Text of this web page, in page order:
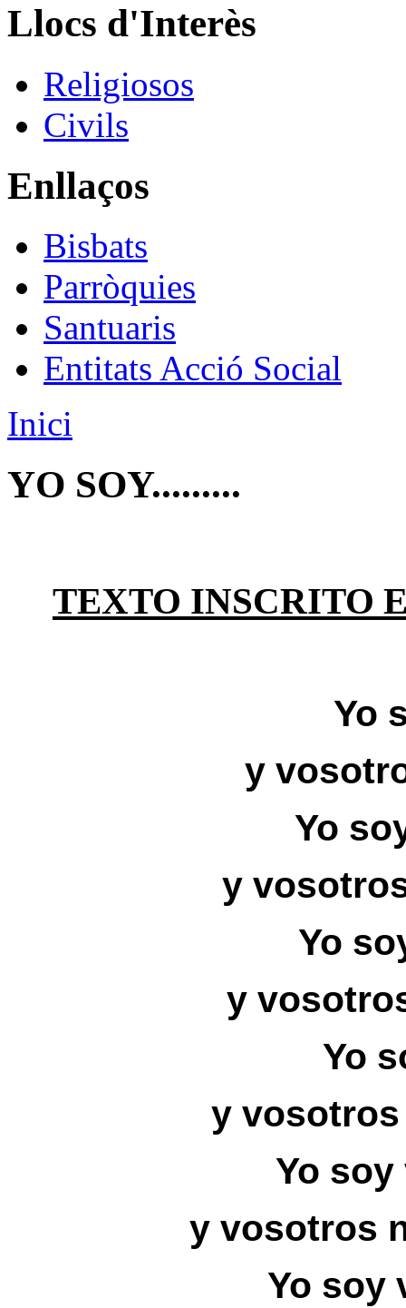
Llocs d'Interès
Religiosos
Civils
Enllaços
Bisbats
Parròquies
Santuaris
Entitats Acció Social
Inici
YO SOY.........
TEXTO INSCRITO
Yo
y
Yo
y
Yo
y
Yo
y
Yo
y vosotros
Yo soy